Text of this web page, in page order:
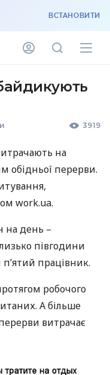
ВСТАНОВИТИ
3919
на
обідньої перерви.
work.ua.
на день –
півгодини
працівник.
робочого
А більше
витрачає